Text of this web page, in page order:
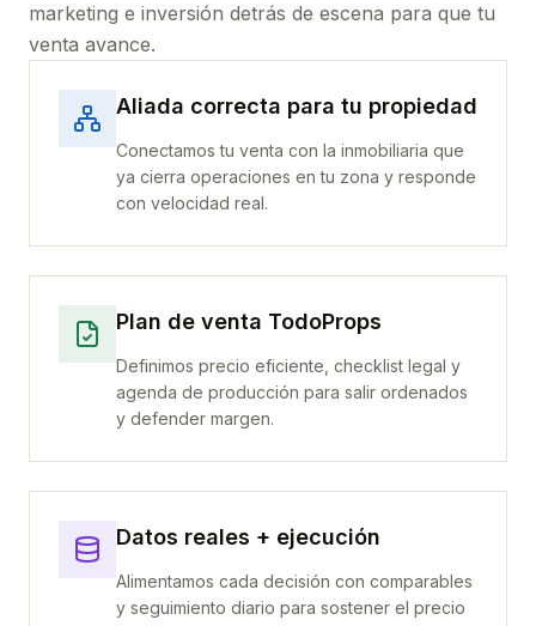
marketing e inversión detrás de escena para que tu
venta avance.
Aliada correcta para tu propiedad
Conectamos tu venta con la inmobiliaria que
ya cierra operaciones en tu zona y responde
con velocidad real.
Plan de venta TodoProps
Definimos precio eficiente, checklist legal y
agenda de producción para salir ordenados
y defender margen.
Datos reales + ejecución
Alimentamos cada decisión con comparables
y seguimiento diario para sostener el precio